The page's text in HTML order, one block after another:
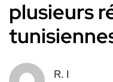
plusieurs
R. I